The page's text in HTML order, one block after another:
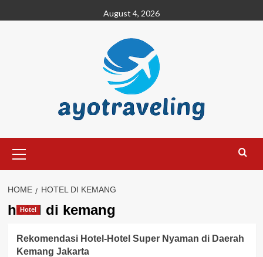
to
August 4, 2026
Menu
HOME HOTEL DI KEMANG
hotel di kemang
Hotel
Rekomendasi Hotel-Hotel Super Nyaman di Daerah
Kemang Jakarta